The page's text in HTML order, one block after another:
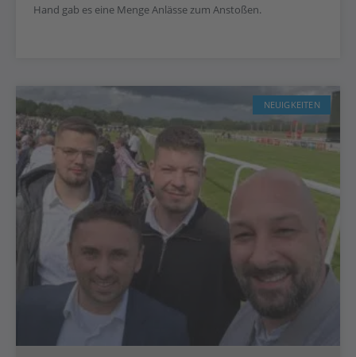
Hand gab es eine Menge Anlässe zum Anstoßen.
NEUIGKEITEN